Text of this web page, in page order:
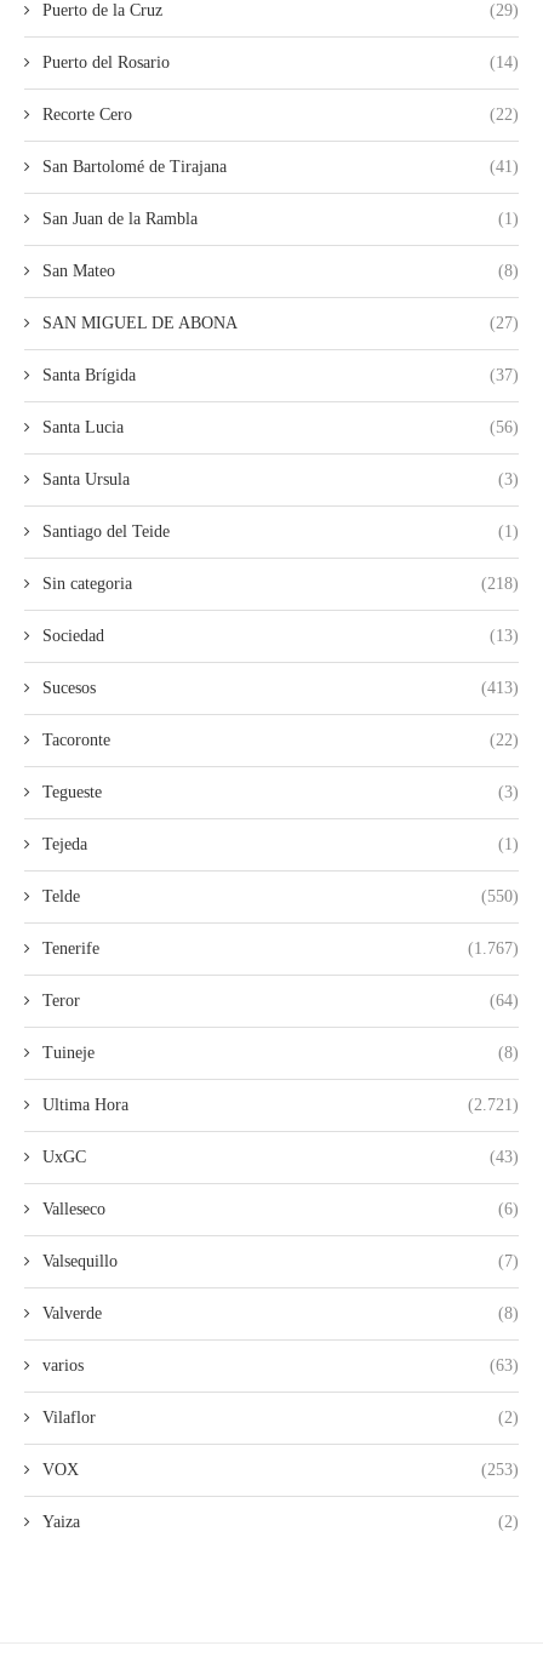
Puerto de la Cruz (29)
Puerto del Rosario (14)
Recorte Cero (22)
San Bartolomé de Tirajana (41)
San Juan de la Rambla (1)
San Mateo (8)
SAN MIGUEL DE ABONA (27)
Santa Brígida (37)
Santa Lucia (56)
Santa Ursula (3)
Santiago del Teide (1)
Sin categoria (218)
Sociedad (13)
Sucesos (413)
Tacoronte (22)
Tegueste (3)
Tejeda (1)
Telde (550)
Tenerife (1.767)
Teror (64)
Tuineje (8)
Ultima Hora (2.721)
UxGC (43)
Valleseco (6)
Valsequillo (7)
Valverde (8)
varios (63)
Vilaflor (2)
VOX (253)
Yaiza (2)